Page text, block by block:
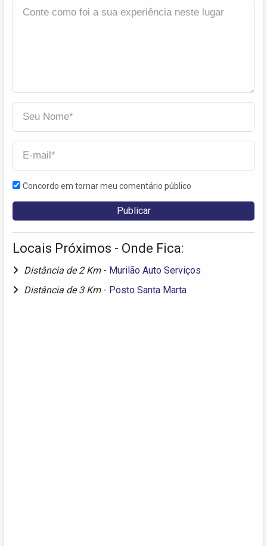
Concordo em tornar meu comentário público
Locais Próximos - Onde Fica:
Distância de 2 Km - Murilão Auto Serviços
Distância de 3 Km - Posto Santa Marta